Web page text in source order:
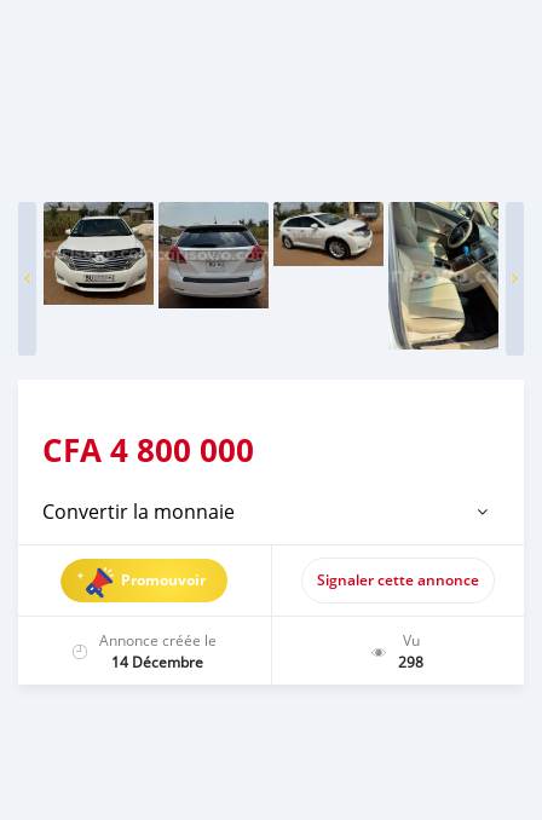
CFA4 800 000
Convertir la monnaie
Promouvoir Signaler cette annonce
Annonce créée le
14 Décembre
Vu
298